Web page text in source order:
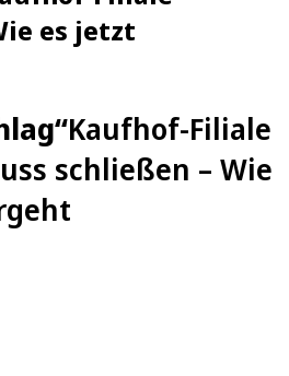
es jetzt
Kaufhof-Filiale
schließen – Wie